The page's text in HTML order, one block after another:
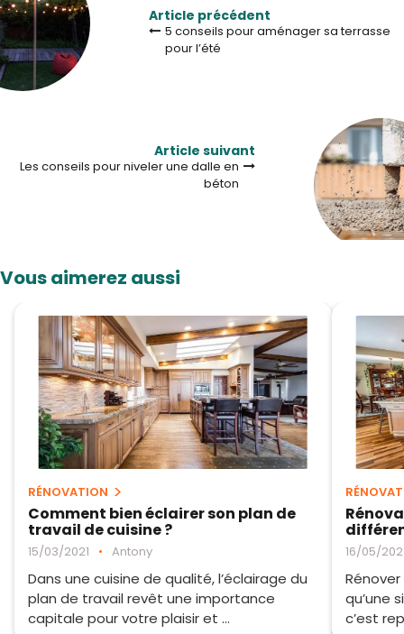
Article précédent
5 conseils pour aménager sa terrasse
pour l’été
Article suivant
Les conseils pour niveler une dalle en
béton
Vous aimerez aussi
RÉNOVATION
Comment bien éclairer son plan de
travail de cuisine ?
15/03/2021 • Antony
Dans une cuisine de qualité, l’éclairage du
plan de travail revêt une importance
capitale pour votre plaisir et ...
16/05/
qu’une
c’est